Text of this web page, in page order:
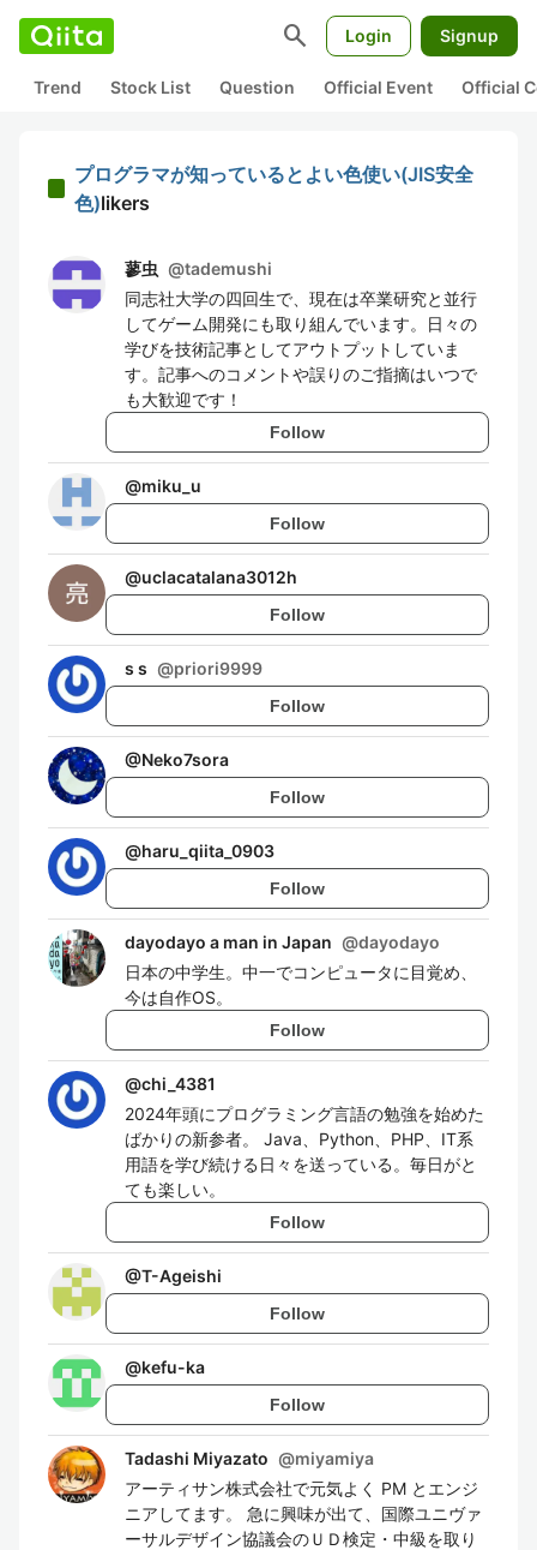
search Login Signup
Trend Stock List Question Official Event Official
プログラマが知っているとよい色使い(JIS安全
色)likers
蓼虫 @tademushi
同志社大学の四回生で、現在は卒業研究と並行
してゲーム開発にも取り組んでいます。日々の
学びを技術記事としてアウトプットしていま
す。記事へのコメントや誤りのご指摘はいつで
も大歓迎です！
Follow
@miku_u
Follow
@uclacatalana3012h
Follow
s s @priori9999
Follow
@Neko7sora
Follow
@haru_qiita_0903
Follow
dayodayo a man in Japan @dayodayo
日本の中学生。中一でコンピュータに目覚め、
今は自作OS。
Follow
@chi_4381
2024年頭にプログラミング言語の勉強を始めた
ばかりの新参者。 Java、Python、PHP、IT系
用語を学び続ける日々を送っている。毎日がと
ても楽しい。
Follow
@T-Ageishi
Follow
@kefu-ka
Follow
Tadashi Miyazato @miyamiya
アーティサン株式会社で元気よく PM とエンジ
ニアしてます。 急に興味が出て、国際ユニヴァ
ーサルデザイン協議会のＵＤ検定・中級を取り